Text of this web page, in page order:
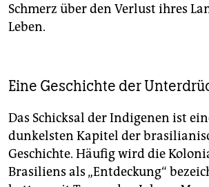
Schmerz über den Verlust ihres
Leben.
Eine Geschichte der
Das Schicksal der Indigenen ist
dunkelsten Kapitel der
Geschichte. Häufig wird die
Brasiliens als „Entdeckung“